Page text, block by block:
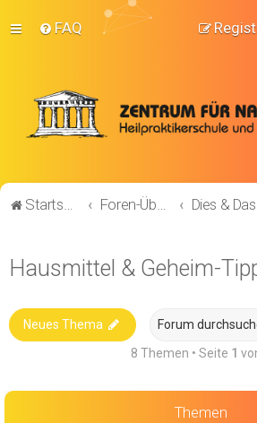
FAQ
Startseite Foren-Übersicht Dies & Das
Hausmittel & Geheim-
Neues Thema
8 Themen • Seite 1
Themen